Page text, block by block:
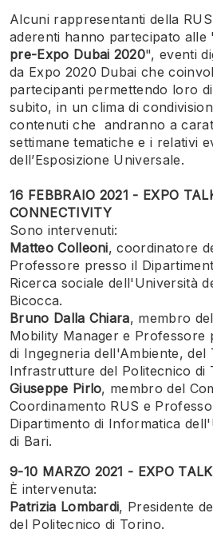
Alcuni rappresentanti della
aderenti hanno partecipato alle
pre-Expo Dubai 2020", eventi
da Expo 2020 Dubai che
partecipanti permettendo loro
subito, in un clima di
contenuti che andranno a
settimane tematiche e i relativi
dell’Esposizione Universale.
16 FEBBRAIO 2021 - EXPO
CONNECTIVITY
Sono intervenuti:
Matteo Colleoni, coordinatore
Professore presso il
Ricerca sociale dell'Università
Bicocca.
Bruno Dalla Chiara, membro
Mobility Manager e Professore
di Ingegneria dell'Ambiente, del
Infrastrutture del Politecnico di
Giuseppe Pirlo, membro del
Coordinamento RUS e
Dipartimento di Informatica
di Bari.
9-10 MARZO 2021 - EXPO
È intervenuta:
Patrizia Lombardi, Presidente
del Politecnico di Torino.